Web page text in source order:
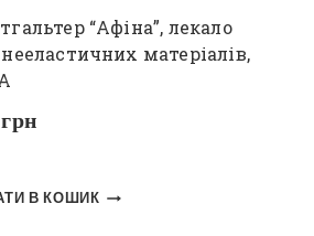
“Афіна”, лекало
матеріалів,
грн
В КОШИК